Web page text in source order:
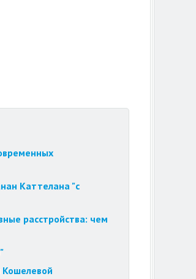
Каттелана "с
расстройства: чем
Кошелевой